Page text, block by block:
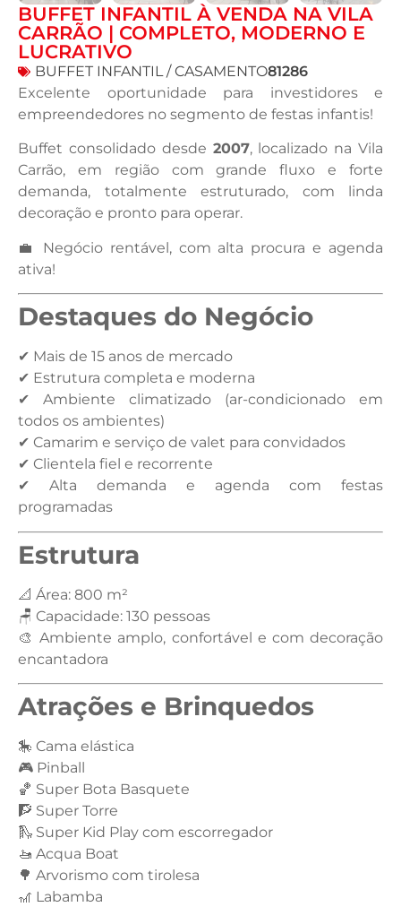
BUFFET INFANTIL À VENDA NA VILA
CARRÃO | COMPLETO, MODERNO E
LUCRATIVO
BUFFET INFANTIL / CASAMENTO81286
Excelente oportunidade para investidores e
empreendedores no segmento de festas infantis!
Buffet consolidado desde 2007, localizado na Vila
Carrão, em região com grande fluxo e forte
demanda, totalmente estruturado, com linda
decoração e pronto para operar.
💼 Negócio rentável, com alta procura e agenda
ativa!
Destaques do Negócio
✔ Mais de 15 anos de mercado
✔ Estrutura completa e moderna
✔ Ambiente climatizado (ar-condicionado em
todos os ambientes)
✔ Camarim e serviço de valet para convidados
✔ Clientela fiel e recorrente
✔ Alta demanda e agenda com festas
programadas
Estrutura
📐 Área: 800 m²
🪑 Capacidade: 130 pessoas
🎨 Ambiente amplo, confortável e com decoração
encantadora
Atrações e Brinquedos
🎠 Cama elástica
🎮 Pinball
🏀 Super Bota Basquete
🧗 Super Torre
🛝 Super Kid Play com escorregador
🚤 Acqua Boat
🌳 Arvorismo com tirolesa
🎢 Labamba